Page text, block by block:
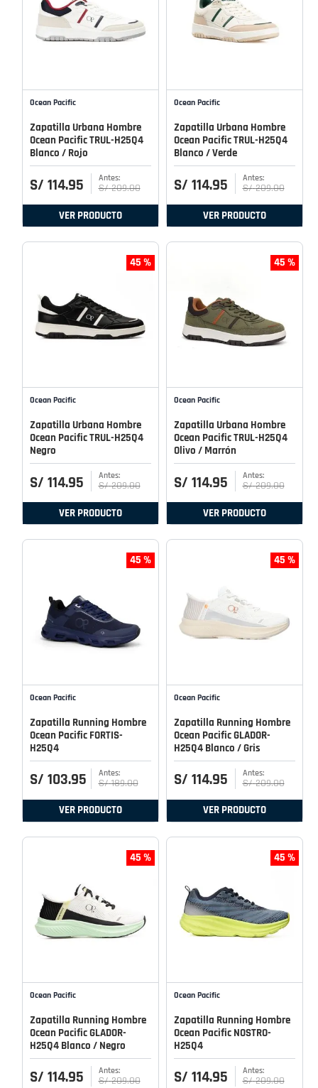
Ocean Pacific
Zapatilla Urbana Hombre
Ocean Pacific TRUL-H25Q4
Blanco / Rojo
S/ 114.95 S/ 209.00
VER PRODUCTO
Ocean Pacific
Zapatilla Urbana Hombre
Ocean Pacific TRUL-H25Q4
Blanco / Verde
S/ 114.95 S/ 209.00
VER PRODUCTO
45 %
Ocean Pacific
Zapatilla Urbana Hombre
Ocean Pacific TRUL-H25Q4
Negro
S/ 114.95 S/ 209.00
VER PRODUCTO
45 %
Ocean Pacific
Zapatilla Urbana Hombre
Ocean Pacific TRUL-H25Q4
Olivo / Marrón
S/ 114.95 S/ 209.00
VER PRODUCTO
45 %
Ocean Pacific
Zapatilla Running Hombre
Ocean Pacific FORTIS-
H25Q4
S/ 103.95 S/ 189.00
VER PRODUCTO
45 %
Ocean Pacific
Zapatilla Running Hombre
Ocean Pacific GLADOR-
H25Q4 Blanco / Gris
S/ 114.95 S/ 209.00
VER PRODUCTO
45 %
Ocean Pacific
Zapatilla Running Hombre
Ocean Pacific GLADOR-
H25Q4 Blanco / Negro
S/ 114.95 S/ 209.00
45 %
Ocean Pacific
Zapatilla Running Hombre
Ocean Pacific NOSTRO-
H25Q4
S/ 114.95 S/ 209.00